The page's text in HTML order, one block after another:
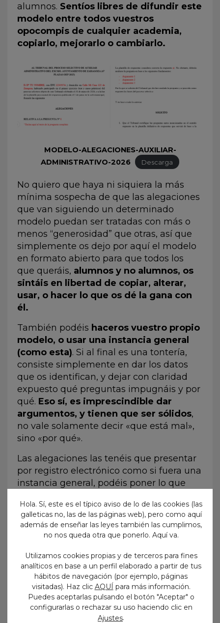
alumnos. Sentíos libres de difundir este
modelo entre todos vuestros
opocompis de cualquier academia,
copiarlo, mejorarlo o cambiarlo.
MODELO-ALEGACIONES-AUXILIAR-
ADMINISTRATIVO-2026
Descarga
No quiero que haya ni siquiera la más
mínima sospecha de que las alegaciones
que van siguiendo un determinado
modelo puedan ser tratadas con más o
menos “generosidad” que otras, así que
simplemente os dejo por aquí el modelo
en formato abierto para que todos los
que queráis, alumnos y no alumnos, os
sintáis en libertad de copiar, alterar,
usar, o hacer lo que os dé la gana con
él.
También podéis haceros vuestro propio
modelo, o usar una instancia general
(como esta). Si al final es una tontería,
consiste simplemente en dar los datos
que os identifican, y dejar con claridad
expuesto qué preguntas impugnáis y por
qué. Eso sí, es imprescindible dar
argumentos, y tienen que ser sólidos,
no vale solamente decir «que está mal»,
sino «por qué».
Las alegaciones las tenéis que presentar
por registro electrónico como si fuera una
instancia general, podéis poner lo que
simplemente algo como «Alegaciones al
examen de Auxiliar Administrativo» o lo
que sea, no hay formalismos.
REGISTRO ELECTRÓNICO GENERAL
Dale a «Iniciar trámite con certificado o
Cl@ve»:
Hola. Sí, este es el típico aviso de lo de las cookies (las
galleticas no, las de las páginas web), pero como aquí
además de enseñar las leyes también las cumplimos,
no nos queda otra que ponerlo. Aquí va.
Utilizamos cookies propias y de terceros para fines
analíticos en base a un perfil elaborado a partir de tus
hábitos de navegación (por ejemplo, páginas
visitadas). Haz clic AQUÍ para más información.
Puedes aceptarlas pulsando el botón "Aceptar" o
configurarlas o rechazar su uso haciendo clic en
Ajustes.